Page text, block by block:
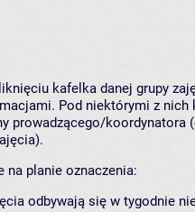
kafelka danej grupy
Pod niektórymi z nich
prowadzącego/koordynatora
na planie oznaczenia:
odbywają się w tygodnie